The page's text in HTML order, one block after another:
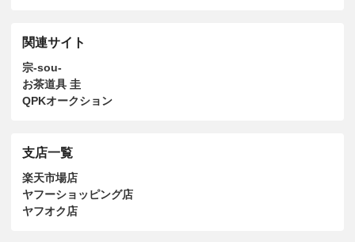
関連サイト
宗-sou-
お茶道具 圭
QPKオークション
支店一覧
楽天市場店
ヤフーショッピング店
ヤフオク店